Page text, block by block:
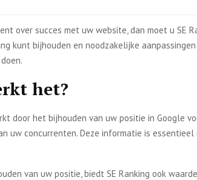
over succes met uw website, dan moet u SE
kunt bijhouden en noodzakelijke
het?
door het bijhouden van uw positie in Google
uw concurrenten. Deze informatie is
van uw positie, biedt SE Ranking ook